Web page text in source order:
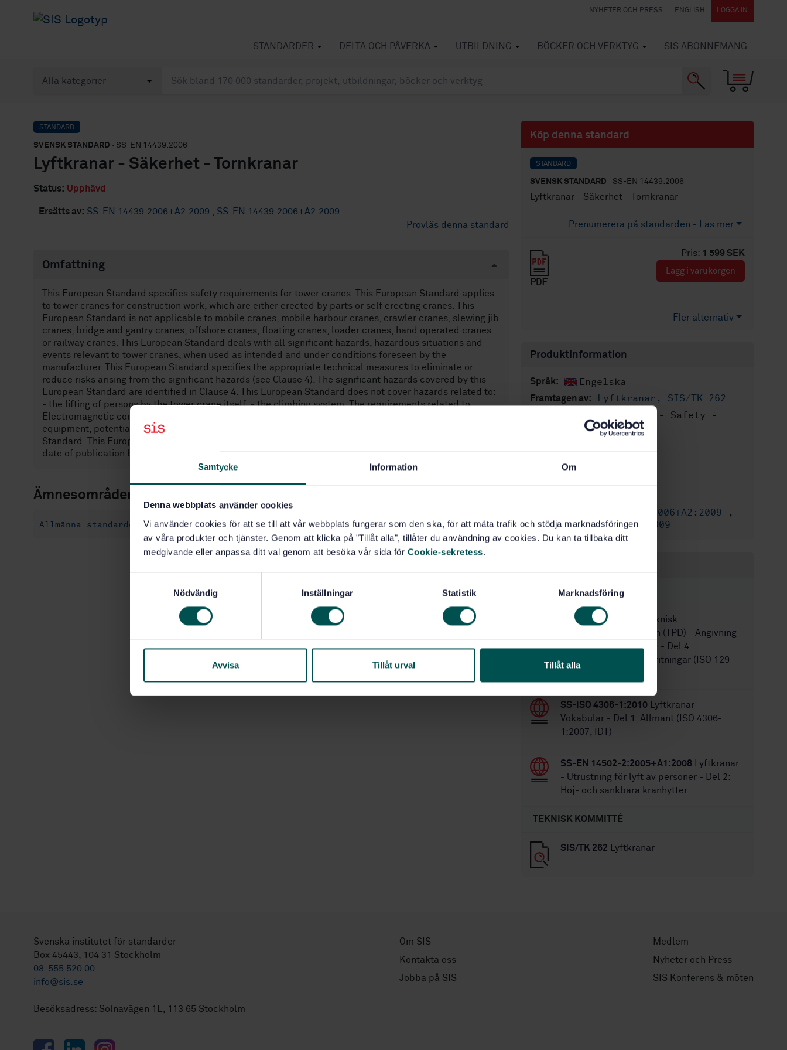
Samtycke Information Om
Denna webbplats använder cookies
Vi använder cookies för att se till att vår webbplats fungerar som den ska, för att mäta trafik och stödja marknadsföringen
av våra produkter och tjänster. Genom att klicka på "Tillåt alla", tillåter du användning av cookies. Du kan ta tillbaka ditt
medgivande eller anpassa ditt val genom att besöka vår sida för Cookie-sekretess.
s
Nödvändig Inställningar Statistik Marknadsföring
Avvisa Tillåt urval Tillåt alla
NYHETER OCH PRESS ENGLISH LOGGA IN
STANDARDER DELTA OCH PÅVERKA UTBILDNING BÖCKER OCH VERKTYG SIS ABONNEMANG
STANDARD
SVENSK STANDARD · SS-EN 14439:2006
Lyftkranar - Säkerhet - Tornkranar
Status: Upphävd
· Ersätts av: SS-EN 14439:2006+A2:2009
SS-EN 14439:2006+A2:2009
Provläs denna standard
Omfattning
This European Standard specifies safety requirements for tower cranes. This European Standard applies
to tower cranes for construction work, which are either erected by parts or self erecting cranes. This
European Standard is not applicable to mobile cranes, mobile harbour cranes, crawler cranes, slewing jib
cranes, bridge and gantry cranes, offshore cranes, floating cranes, loader cranes, hand operated cranes
or railway cranes. This European Standard deals with all significant hazards, hazardous situations and
events relevant to tower cranes, when used as intended and under conditions foreseen by the
manufacturer. This European Standard specifies the appropriate technical measures to eliminate or
reduce risks arising from the significant hazards (see Clause 4). The significant hazards covered by this
European Standard are identified in Clause 4. This European Standard does not cover hazards related to:
- the lifting of persons by the tower crane itself; - the climbing system. The requirements related to
Electromagnetic compatibility (EMC), the specific hazards due to external influence on electrical
equipment, potentially explosive atmospheres and ionising radiation are not covered by this European
Standard. This European Standard is not applicable to tower cranes which are manufactured before the
date of publication by CEN of this European Standard.
Ämnesområden
Allmänna standarder (47.020.01) Lyftkranar (53.020.20)
Köp denna standard
STANDARD
SVENSK STANDARD · SS-EN 14439:2006
Lyftkranar - Säkerhet - Tornkranar
Prenumerera på standarden - Läs mer
Pris: 1 599 SEK
PDF
Lägg i varukorgen
Fler alternativ
Produktinformation
Språk: Engelska
Framtagen av: Lyftkranar, SIS/TK 262
Cranes - Safety -
Tower cranes
Utgåva:1
SS-EN 14439:2006+A2:2009
,
SS-EN 14439:2006+A2:2009
STANDARDER
SS-ISO 129-4:2013
Teknisk
produktdokumentation (TPD) - Angivning
av mått och toleranser - Del 4:
Måttsättning på varvsritningar (ISO 129-
SS-ISO 4306-1:2010 Lyftkranar -
Vokabulär - Del 1: Allmänt (ISO 4306-
1:2007, IDT)
SS-EN 14502-2:2005+A1:2008 Lyftkranar
- Utrustning för lyft av personer - Del 2:
Höj- och sänkbara kranhytter
TEKNISK KOMMITTÉ
SIS/TK 262 Lyftkranar
Svenska institutet för standarder
Box 45443, 104 31 Stockholm
08-555 520 00
info@sis.se
Besöksadress: Solnavägen 1E, 113 65 Stockholm
FacebookLinkedInInstagram
Om SIS
Kontakta oss
Jobba på SIS
Medlem
Nyheter och Press
SIS Konferens & möten